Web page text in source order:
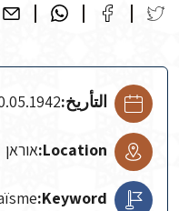
التأريخ:
Location: אוראן
Keyword: